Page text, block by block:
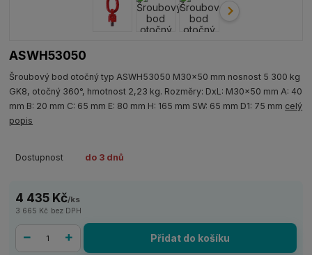
ASWH53050
Šroubový bod otočný typ ASWH53050 M30x50 mm nosnost 5 300 kg
GK8, otočný 360°, hmotnost 2,23 kg. Rozměry: DxL: M30x50 mm A: 40
mm B: 20 mm C: 65 mm E: 80 mm H: 165 mm SW: 65 mm D1: 75 mm celý
popis
Dostupnost do 3 dnů
4 435 Kč/ks
3 665 Kč bez DPH
Přidat do košíku